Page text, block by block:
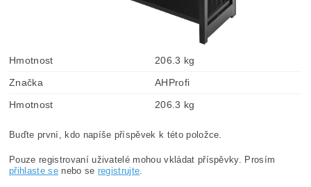
Hmotnost
206.3 kg
Značka
AHProfi
Hmotnost
206.3 kg
Buďte první, kdo napíše příspěvek k této položce.
Pouze registrovaní uživatelé mohou vkládat příspěvky. Prosím
přihlaste senebo se registrujte.